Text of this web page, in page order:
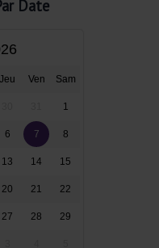
Date
Jeu Ven Sam
1
6 7 8
13 14 15
20 21 22
27 28 29